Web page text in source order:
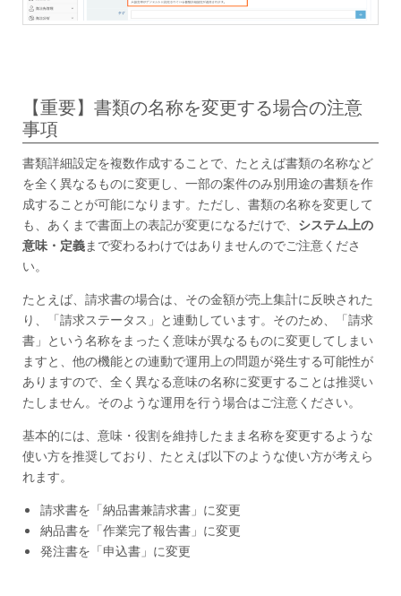
【重要】書類の名称を変更する場合の注意
事項
書類詳細設定を複数作成することで、たとえば書類の名称など
を全く異なるものに変更し、一部の案件のみ別用途の書類を作
成することが可能になります。ただし、書類の名称を変更して
も、あくまで書面上の表記が変更になるだけで、 システム上の
意味・定義まで変わるわけではありませんのでご注意くださ
い。
たとえば、請求書の場合は、その金額が売上集計に反映された
り、「請求ステータス」と連動しています。そのため、「請求
書」という名称をまったく意味が異なるものに変更してしまい
ますと、他の機能との連動で運用上の問題が発生する可能性が
ありますので、全く異なる意味の名称に変更することは推奨い
たしません。そのような運用を行う場合はご注意ください。
基本的には、意味・役割を維持したまま名称を変更するような
使い方を推奨しており、たとえば以下のような使い方が考えら
れます。
請求書を「納品書兼請求書」に変更
納品書を「作業完了報告書」に変更
発注書を「申込書」に変更